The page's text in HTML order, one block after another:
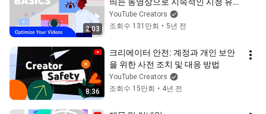
2:03
하기
YouTube Creators
조회수 131만회 • 5년 전
8:36
크리에이터 안전: 계정과 개인 보안
을 위한 사전 조치 및 대응 방법
YouTube Creators
조회수 15만회 • 4년 전